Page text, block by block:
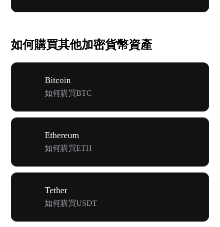
如何購買其他加密貨幣資產
Bitcoin
如何購買BTC
Ethereum
如何購買ETH
Tether
如何購買USDT